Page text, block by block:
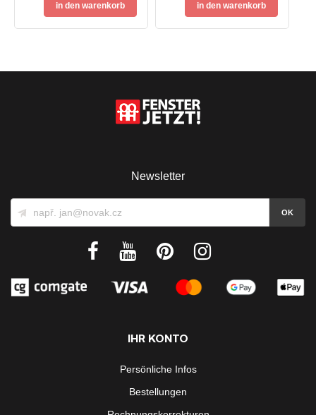
in den warenkorb in den warenkorb
Newsletter
IHR KONTO
Persönliche Infos
Bestellungen